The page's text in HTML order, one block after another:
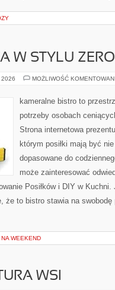
W STYLU
2026 MOŻLIWOŚĆ
kameralne bistro to
potrzeby osobach
Strona internetowa
którym posiłki mają być
dopasowane do
może zainteresować
Posiłków i DIY w
że to bistro stawia na swobodę
WEEKEND
WSI